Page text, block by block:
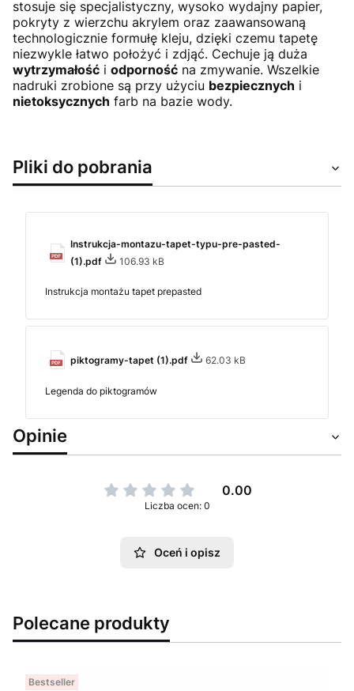
stosuje się specjalistyczny, wysoko wydajny papier,
pokryty z wierzchu akrylem oraz zaawansowaną
technologicznie formułę kleju, dzięki czemu tapetę
niezwykle łatwo położyć i zdjąć. Cechuje ją duża
wytrzymałość i odporność na zmywanie. Wszelkie
nadruki zrobione są przy użyciu bezpiecznych i
nietoksycznych farb na bazie wody.
Pliki do pobrania
Instrukcja-montazu-tapet-typu-pre-pasted-
(1).pdf
106.93 kB
Instrukcja montażu tapet prepasted
piktogramy-tapet (1).pdf 62.03 kB
Legenda do piktogramów
Opinie
0.00
Liczba ocen: 0
Oceń i opisz
Polecane produkty
Bestseller